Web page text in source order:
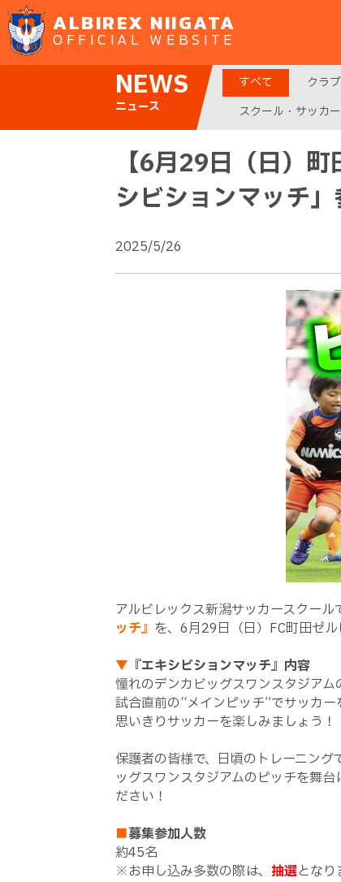
ALBIREX NIIGATA
OFFICIAL WEBSITE
NEWS
ニュース
すべて クラブ
スクール・サッカ
【6月29日（日）
シビションマッチ」
2025/5/26
アルビレックス新潟サッカースクー
ッチ』 を、6月29日（日）FC町田ゼ
▼ 『エキシビションマッチ』内容
憧れのデンカビッグスワンスタジアム
試合直前の“メインピッチ”でサッカ
思いきりサッカーを楽しみましょう！
保護者の皆様で、日頃のトレーニン
ッグスワンスタジアムのピッチを舞
ださい！
■募集参加人数
約45名
※お申し込み多数の際は、 抽選となり